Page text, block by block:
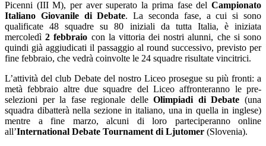
Picenni (III M), per aver superato la prima fase del Campionato
Italiano Giovanile di Debate. La seconda fase, a cui si sono
qualificate 48 squadre su 80 iniziali da tutta Italia, è iniziata
mercoledì 2 febbraio con la vittoria dei nostri alunni, che si sono
quindi già aggiudicati il passaggio al round successivo, previsto per
fine febbraio, che vedrà coinvolte le 24 squadre risultate vincitrici.
L’attività del club Debate del nostro Liceo prosegue su più fronti: a
metà febbraio altre due squadre del Liceo affronteranno le pre-
selezioni per la fase regionale delleOlimpiadi di Debate (una
squadra dibatterà nella sezione in italiano, una in quella in inglese)
mentre a fine marzo, alcuni di loro parteciperanno online
all’International Debate Tournament di Ljutomer (Slovenia).